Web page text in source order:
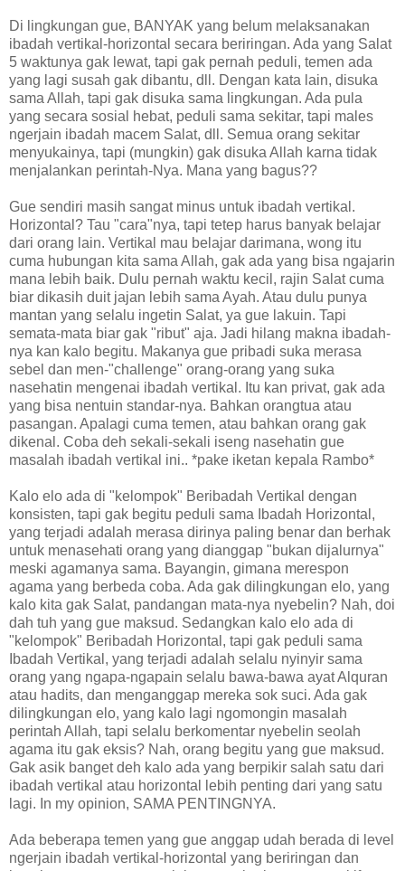
Di lingkungan gue, BANYAK yang belum melaksanakan
ibadah vertikal-horizontal secara beriringan. Ada yang Salat
5 waktunya gak lewat, tapi gak pernah peduli, temen ada
yang lagi susah gak dibantu, dll. Dengan kata lain, disuka
sama Allah, tapi gak disuka sama lingkungan. Ada pula
yang secara sosial hebat, peduli sama sekitar, tapi males
ngerjain ibadah macem Salat, dll. Semua orang sekitar
menyukainya, tapi (mungkin) gak disuka Allah karna tidak
menjalankan perintah-Nya. Mana yang bagus??
Gue sendiri masih sangat minus untuk ibadah vertikal.
Horizontal? Tau "cara"nya, tapi tetep harus banyak belajar
dari orang lain. Vertikal mau belajar darimana, wong itu
cuma hubungan kita sama Allah, gak ada yang bisa ngajarin
mana lebih baik. Dulu pernah waktu kecil, rajin Salat cuma
biar dikasih duit jajan lebih sama Ayah. Atau dulu punya
mantan yang selalu ingetin Salat, ya gue lakuin. Tapi
semata-mata biar gak "ribut" aja. Jadi hilang makna ibadah-
nya kan kalo begitu. Makanya gue pribadi suka merasa
sebel dan men-"challenge" orang-orang yang suka
nasehatin mengenai ibadah vertikal. Itu kan privat, gak ada
yang bisa nentuin standar-nya. Bahkan orangtua atau
pasangan. Apalagi cuma temen, atau bahkan orang gak
dikenal. Coba deh sekali-sekali iseng nasehatin gue
masalah ibadah vertikal ini.. *pake iketan kepala Rambo*
Kalo elo ada di "kelompok" Beribadah Vertikal dengan
konsisten, tapi gak begitu peduli sama Ibadah Horizontal,
yang terjadi adalah merasa dirinya paling benar dan berhak
untuk menasehati orang yang dianggap "bukan dijalurnya"
meski agamanya sama. Bayangin, gimana merespon
agama yang berbeda coba. Ada gak dilingkungan elo, yang
kalo kita gak Salat, pandangan mata-nya nyebelin? Nah, doi
dah tuh yang gue maksud. Sedangkan kalo elo ada di
"kelompok" Beribadah Horizontal, tapi gak peduli sama
Ibadah Vertikal, yang terjadi adalah selalu nyinyir sama
orang yang ngapa-ngapain selalu bawa-bawa ayat Alquran
atau hadits, dan menganggap mereka sok suci. Ada gak
dilingkungan elo, yang kalo lagi ngomongin masalah
perintah Allah, tapi selalu berkomentar nyebelin seolah
agama itu gak eksis? Nah, orang begitu yang gue maksud.
Gak asik banget deh kalo ada yang berpikir salah satu dari
ibadah vertikal atau horizontal lebih penting dari yang satu
lagi. In my opinion, SAMA PENTINGNYA.
Ada beberapa temen yang gue anggap udah berada di level
ngerjain ibadah vertikal-horizontal yang beriringan dan